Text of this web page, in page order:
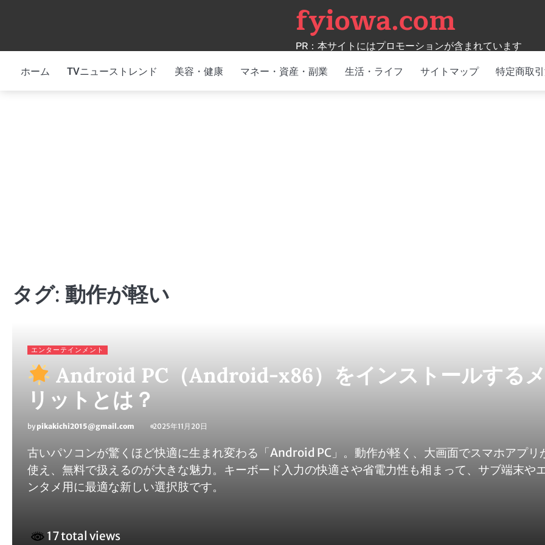
fyiowa.com
PR：本サイトにはプロモーションが含まれています
ホーム TVニューストレンド 美容・健康 マネー・資産・副業 生活・ライフ サイトマップ 特定商取
タグ: 動作が軽い
エンターテインメント
Android PC（Android-x86）をインストールするメ
リットとは？
by pikakichi2015@gmail.com 2025年11月20日
古いパソコンが驚くほど快適に生まれ変わる「Android PC」。動作が軽く、大画面でスマホアプリ
使え、無料で扱えるのが大きな魅力。キーボード入力の快適さや省電力性も相まって、サブ端末や
ンタメ用に最適な新しい選択肢です。
17 total views